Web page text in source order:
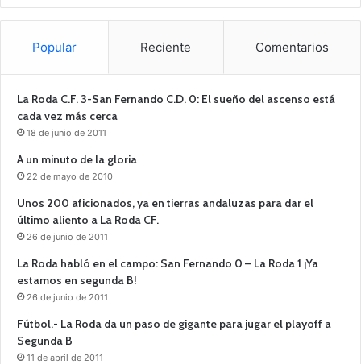
Popular Reciente Comentarios
La Roda C.F. 3-San Fernando C.D. 0: El sueño del ascenso está
cada vez más cerca
18 de junio de 2011
A un minuto de la gloria
22 de mayo de 2010
Unos 200 aficionados, ya en tierras andaluzas para dar el
último aliento a La Roda CF.
26 de junio de 2011
La Roda habló en el campo: San Fernando 0 – La Roda 1 ¡Ya
estamos en segunda B!
26 de junio de 2011
Fútbol.- La Roda da un paso de gigante para jugar el playoff a
Segunda B
11 de abril de 2011